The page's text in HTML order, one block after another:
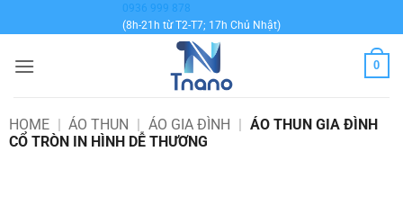
qua
dung
0936 999 878
(8h-21h từ T2-T7; 17h Chủ Nhật)
0
HOME | ÁO THUN | ÁO GIA ĐÌNH | ÁO THUN GIA ĐÌNH
CỔ TRÒN IN HÌNH DỄ THƯƠNG